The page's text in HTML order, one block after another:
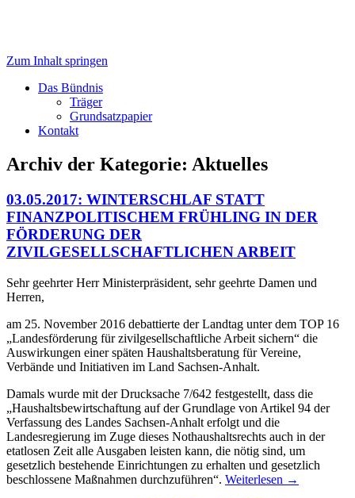
Trägerbündnis
der Jugend-, Sozial- und Kulturarbeit,
Integrationsarbeit und
Engagementförderung
Zum Inhalt springen
Das Bündnis
Träger
Grundsatzpapier
Kontakt
Archiv der Kategorie: Aktuelles
03.05.2017: WINTERSCHLAF STATT
FINANZPOLITISCHEM FRÜHLING IN DER
FÖRDERUNG DER
ZIVILGESELLSCHAFTLICHEN ARBEIT
Sehr geehrter Herr Ministerpräsident, sehr geehrte Damen und
Herren,
am 25. November 2016 debattierte der Landtag unter dem TOP 16
„Landesförderung für zivilgesellschaftliche Arbeit sichern“ die
Auswirkungen einer späten Haushaltsberatung für Vereine,
Verbände und Initiativen im Land Sachsen-Anhalt.
Damals wurde mit der Drucksache 7/642 festgestellt, dass die
„Haushaltsbewirtschaftung auf der Grundlage von Artikel 94 der
Verfassung des Landes Sachsen-Anhalt erfolgt und die
Landesregierung im Zuge dieses Nothaushaltsrechts auch in der
etatlosen Zeit alle Ausgaben leisten kann, die nötig sind, um
gesetzlich bestehende Einrichtungen zu erhalten und gesetzlich
beschlossene Maßnahmen durchzuführen“. Weiterlesen →